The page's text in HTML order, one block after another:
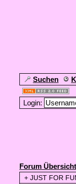
Suchen
Login:
Forum Übersicht
+ JUST FOR